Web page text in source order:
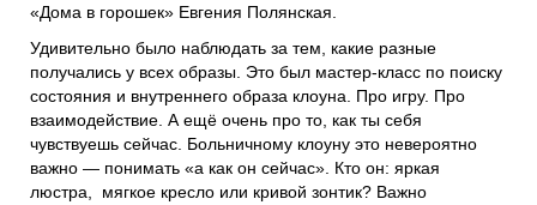
«Дома в горошек» Евгения Полянская.
Удивительно было наблюдать за тем, какие разные
получались у всех образы. Это был мастер-класс по поиску
состояния и внутреннего образа клоуна. Про игру. Про
взаимодействие. А ещё очень про то, как ты себя
чувствуешь сейчас. Больничному клоуну это невероятно
важно — понимать «а как он сейчас». Кто он: яркая
люстра, мягкое кресло или кривой зонтик? Важно